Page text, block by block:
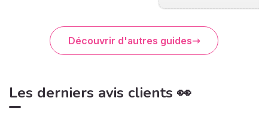
Découvrir d'autres guides
Les derniers avis clients 👀